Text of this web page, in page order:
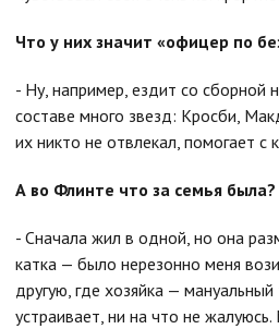
Что у них значит «офицер по
- Ну, например, ездит со сборной
составе много звезд: Кросби,
их никто не отвлекал, помогает с
А во Флинте что за семья была?
- Сначала жил в одной, но она
катка — было нерезонно меня
другую, где хозяйка — мануальный
устраивает, ни на что не жалуюсь.